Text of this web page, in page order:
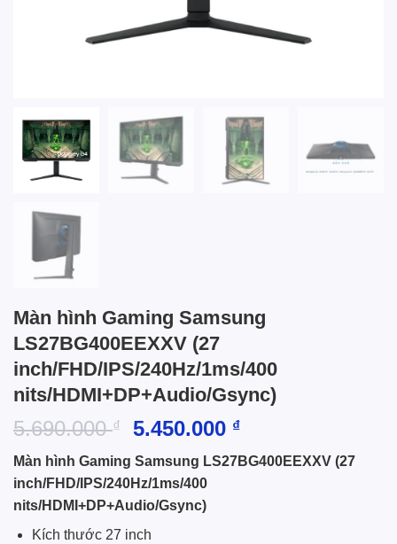
Màn hình Gaming Samsung
LS27BG400EEXXV (27
inch/FHD/IPS/240Hz/1ms/400
nits/HDMI+DP+Audio/Gsync)
5.690.000₫
Giá
là:
5.690.000 ₫.
5.450.000 ₫Giá
tại
Màn hình Gaming Samsung LS27BG400EEXXV (27
inch/FHD/IPS/240Hz/1ms/400
nits/HDMI+DP+Audio/Gsync)
Kích thước 27 inch